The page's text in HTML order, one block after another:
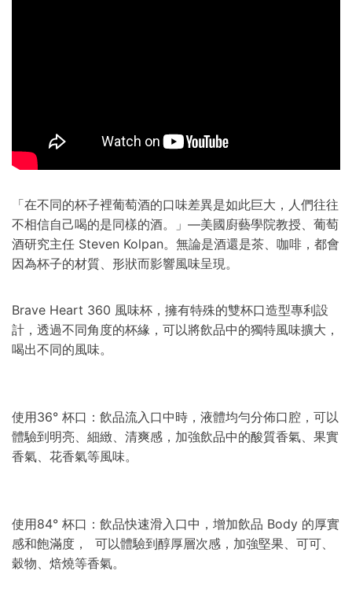
「在不同的杯子裡葡萄酒的口味差異是如此巨大，人們往往
不相信自己喝的是同樣的酒。」—美國廚藝學院教授、葡萄
酒研究主任 Steven Kolpan。無論是酒還是茶、咖啡，都會
因為杯子的材質、形狀而影響風味呈現。
Brave Heart 360 風味杯，擁有特殊的雙杯口造型專利設
計，透過不同角度的杯緣，可以將飲品中的獨特風味擴大，
喝出不同的風味。
使用36° 杯口：飲品流入口中時，液體均勻分佈口腔，可以
體驗到明亮、細緻、清爽感，加強飲品中的酸質香氣、果實
香氣、花香氣等風味。
使用84° 杯口：飲品快速滑入口中，增加飲品 Body 的厚實
感和飽滿度， 可以體驗到醇厚層次感，加強堅果、可可、
穀物、焙燒等香氣。